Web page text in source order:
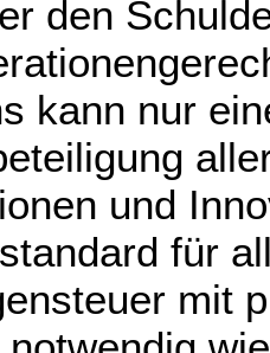
den
kann nur
und
für
mit